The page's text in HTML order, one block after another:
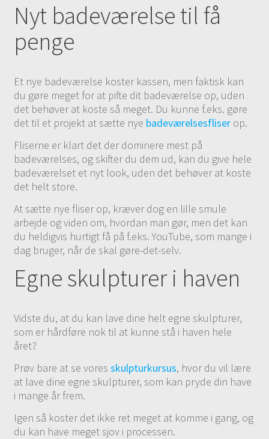
Nyt badeværelse til få
penge
Et nye badeværelse koster kassen, men faktisk kan
du gøre meget for at pifte dit badeværelse op, uden
det behøver at koste så meget. Du kunne f.eks. gøre
det til et projekt at sætte nye badeværelsesfliser op.
Fliserne er klart det der dominere mest på
badeværelses, og skifter du dem ud, kan du give hele
badeværelset et nyt look, uden det behøver at koste
det helt store.
At sætte nye fliser op, kræver dog en lille smule
arbejde og viden om, hvordan man gør, men det kan
du heldigvis hurtigt få på f.eks. YouTube, som mange i
dag bruger, når de skal gøre-det-selv.
Egne skulpturer i haven
Vidste du, at du kan lave dine helt egne skulpturer,
som er hårdføre nok til at kunne stå i haven hele
året?
Prøv bare at se voresskulpturkursus, hvor du vil lære
at lave dine egne skulpturer, som kan pryde din have
i mange år frem.
Igen så koster det ikke ret meget at komme i gang, og
du kan have meget sjov i processen.